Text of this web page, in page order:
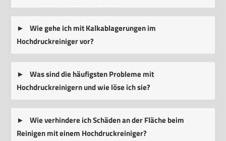
Wie gehe ich mit Kalkablagerungen im
Hochdruckreiniger vor?
Was sind die häufigsten Probleme mit
Hochdruckreinigern und wie löse ich sie?
Wie verhindere ich Schäden an der Fläche beim
Reinigen mit einem Hochdruckreiniger?